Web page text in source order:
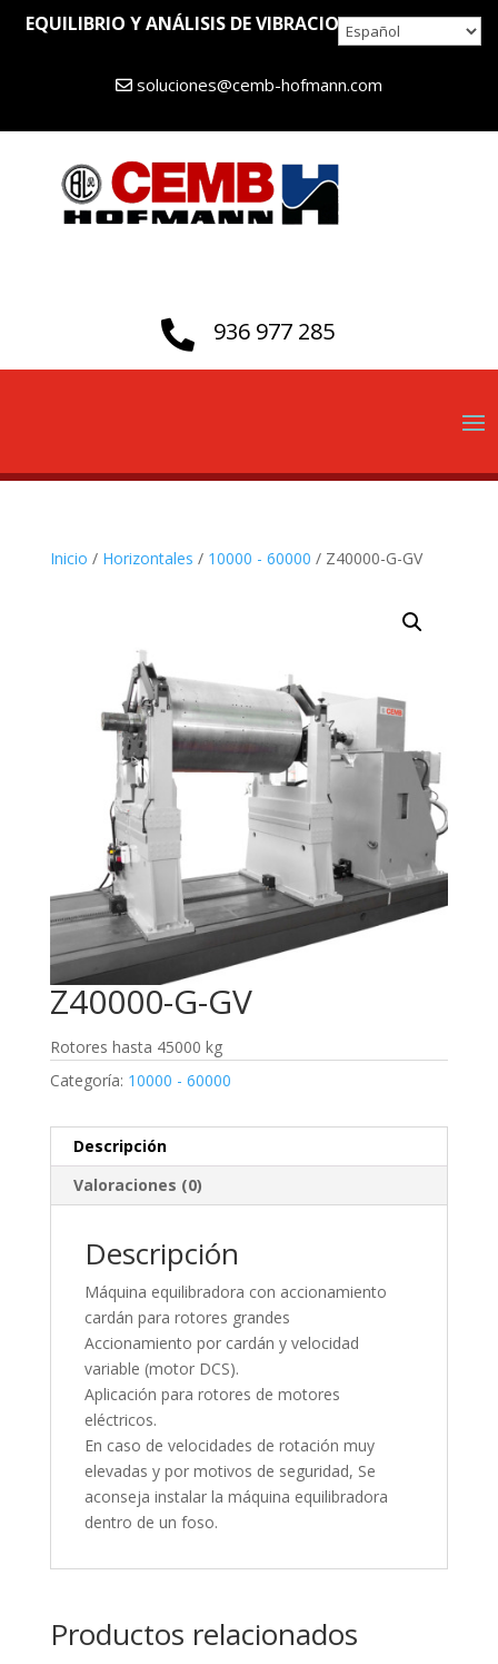
EQUILIBRIO Y ANÁLISIS DE VIBRACIONES DESDE 1946
soluciones@cemb-hofmann.com
 936 977 285
Inicio / Horizontales / 10000 - 60000 / Z40000-G-GV
Z40000-G-GV
Rotores hasta 45000 kg
Categoría: 10000 - 60000
Descripción
Valoraciones (0)
Descripción
Máquina equilibradora con accionamiento
cardán para rotores grandes
Accionamiento por cardán y velocidad
variable (motor DCS).
Aplicación para rotores de motores
eléctricos.
En caso de velocidades de rotación muy
elevadas y por motivos de seguridad, Se
aconseja instalar la máquina equilibradora
dentro de un foso.
Productos relacionados